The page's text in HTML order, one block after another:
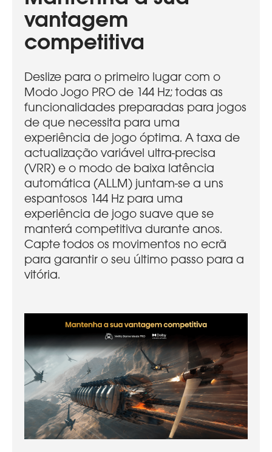
vantagem
competitiva
Deslize para o primeiro lugar com o
Modo Jogo PRO de 144 Hz; todas as
funcionalidades preparadas para jogos
de que necessita para uma
experiência de jogo óptima. A taxa de
actualização variável ultra-precisa
(VRR) e o modo de baixa latência
automática (ALLM) juntam-se a uns
espantosos 144 Hz para uma
experiência de jogo suave que se
manterá competitiva durante anos.
Capte todos os movimentos no ecrã
para garantir o seu último passo para a
vitória.